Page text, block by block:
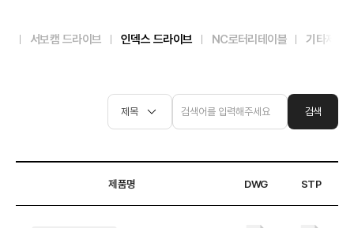
e
서보캠 드라이브 인덱스 드라이브 NC로터리테이블 기타제품
검색
제품명 DWG STP